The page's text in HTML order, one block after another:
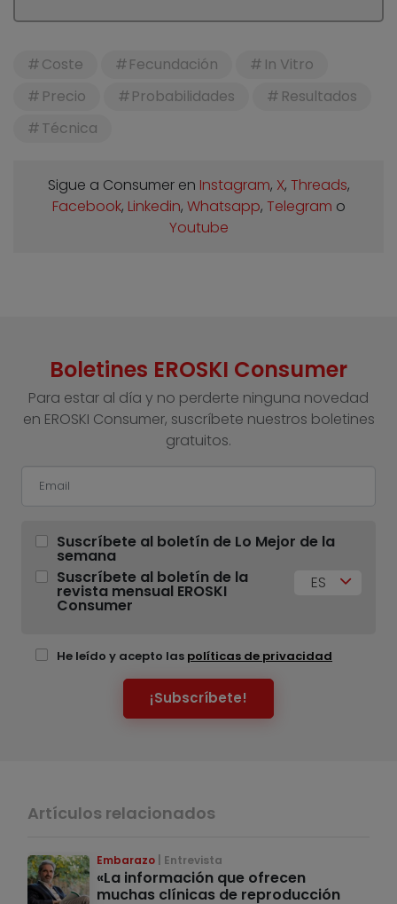
Coste Fecundación
In Vitro
Precio
Probabilidades
Resultados
Técnica
Sigue a Consumer en Instagram, X, Threads,
Facebook, Linkedin, Whatsapp, Telegram o
Youtube
Boletines EROSKI Consumer
Para estar al día y no perderte ninguna novedad
en EROSKI Consumer, suscríbete nuestros boletines
gratuitos.
Suscríbete al boletín de Lo Mejor de la
semana
Suscríbete al boletín de la
revista mensual EROSKI
Consumer
ES
He leído y acepto las políticas de privacidad
¡Subscríbete!
Artículos relacionados
Embarazo Entrevista
«La información que ofrecen
muchas clínicas de reproducción